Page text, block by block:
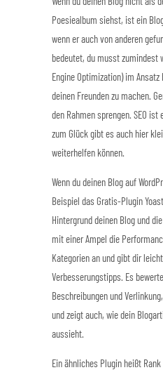
Poesiealbum siehst, ist ein
wenn er auch von anderen
bedeutet, du musst zumindest
Engine Optimization) im
deinen Freunden zu machen.
den Rahmen sprengen. SEO
zum Glück gibt es auch hier
weiterhelfen können.
Wenn du deinen Blog auf
Beispiel das Gratis-Plugin
Hintergrund deinen Blog und
mit einer Ampel die
Kategorien an und gibt dir
Verbesserungstipps. Es
Beschreibungen und
und zeigt auch, wie dein
aussieht.
Ein ähnliches Plugin heißt